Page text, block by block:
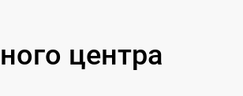
центра